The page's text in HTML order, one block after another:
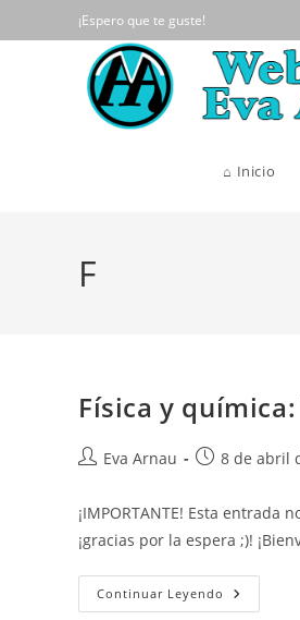
al
¡Espero que te guste!
⌂ Inicio
F
Física y
Autor
la
entrada:
Eva Arnau
Publicación
la
entrada:
8 de abril
¡IMPORTANTE! Esta
¡gracias por la espera ;)!
Continuar Leyendo Física
Y